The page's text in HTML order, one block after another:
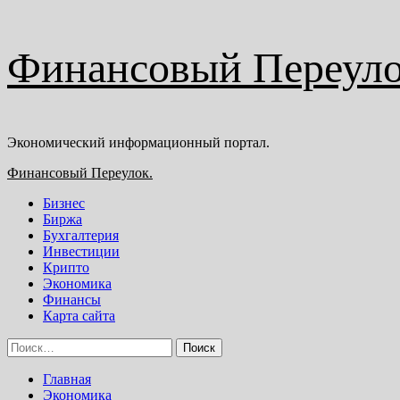
к
содержимому
Финансовый
Экономический информационный портал.
Основное
Финансовый Переулок.
Бизнес
Биржа
Бухгалтерия
Инвестиции
Крипто
Экономика
Финансы
Карта сайта
Найти:
Главная
Экономика